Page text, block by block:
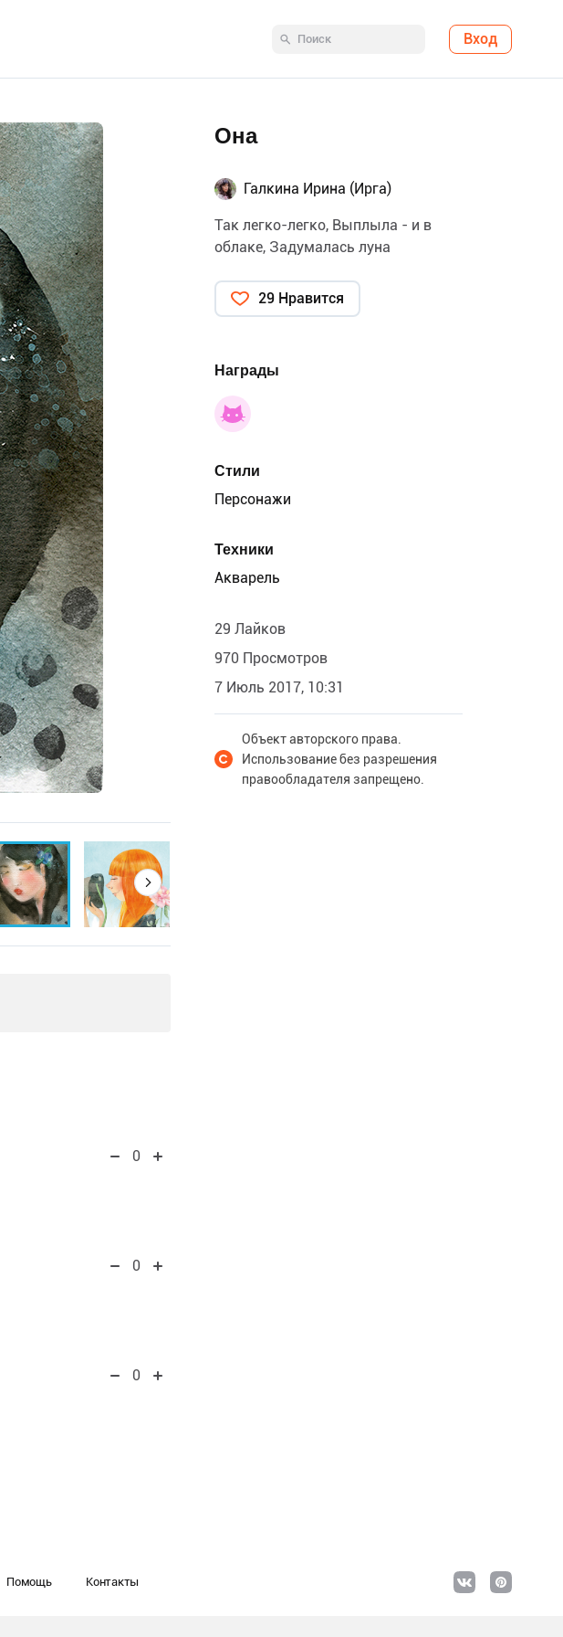
Вход
0
0
0
Она
Галкина Ирина (Ирга)
Так легко-легко, Выплыла - и в
облаке, Задумалась луна
29 Нравится
Награды
Стили
Персонажи
Техники
Акварель
29 Лайков
970 Просмотров
7 Июль 2017, 10:31
Объект авторского права.
Использование без разрешения
правообладателя запрещено.
Помощь Контакты